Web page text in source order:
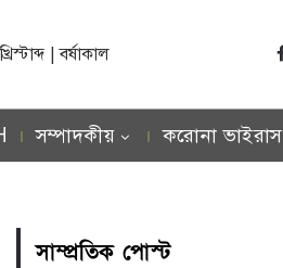
| বর্ষাকাল
সম্পাদকীয় করোনা ভাইরাস
সাম্প্রতিক পোস্ট